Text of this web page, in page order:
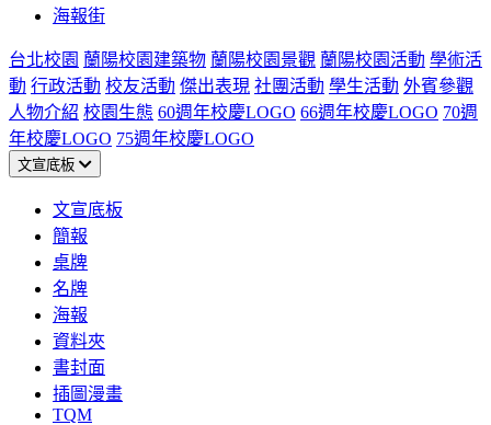
海報街
台北校園 蘭陽校園建築物 蘭陽校園景觀 蘭陽校園活動 學術活
動 行政活動 校友活動 傑出表現 社團活動 學生活動 外賓參觀
人物介紹 校園生態 60週年校慶LOGO 66週年校慶LOGO 70週
年校慶LOGO 75週年校慶LOGO
文宣底板
文宣底板
簡報
桌牌
名牌
海報
資料夾
書封面
插圖漫畫
TQM